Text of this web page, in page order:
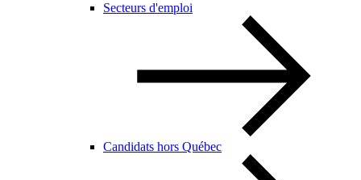
Secteurs d'emploi
Candidats hors Québec